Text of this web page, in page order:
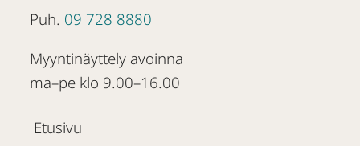
Puh. 09 728 8880
Myyntinäyttely avoinna
ma–pe klo 9.00–16.00
Etusivu